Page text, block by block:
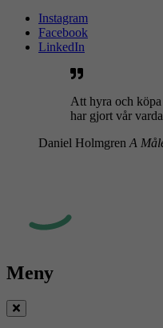
Instagram
Facebook
LinkedIn
Att hyra och
har gjort vår
Daniel Holmgren A
Meny
Stäng